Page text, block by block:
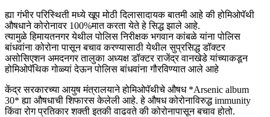
ह्या गंभीर परिस्थिती मध्ये खूप मोठी दिलासादायक बातमी आहे की होमिओपॅथी
औषधाने कोरोनावर 100%मात करता येते हे सिद्ध झाले आहे.
त्यामुळे हिमायतनगर येथील पोलिस निरीक्षक भगवान कांबळे यांना पोलिस
बांधवांना कोरोना पासून बचाव करण्यासाठी येथील सुप्रसिद्ध डॉक्टर
असोसिएशन अमदनगर तालुका अध्यक्ष डॉक्टर राजेंद्र वानखेडे यांच्याकडून
होमिओपॅथिक गोळ्यां देऊन पोलिस बांधवांना गौरविण्यात आले आहे
केंद्र सरकारच्या आयुष मंत्रालयाने होमिओपॅथीचे औषध *Arsenic album
30* ह्या औषधाची शिफारस केलेली आहे. हे औषध कोरोनाविरुद्ध immunity
किंवा रोग प्रतिकार शक्ती इतकी वाढवते की कोरोनापासून बचाव होतो.